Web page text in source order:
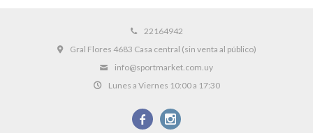
22164942
Gral Flores 4683 Casa central (sin venta al público)
info@sportmarket.com.uy
Lunes a Viernes 10:00 a 17:30
 